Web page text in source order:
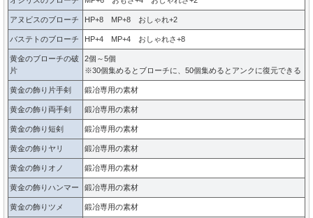
アヌビスのブローチ HP+8 MP+8 おしゃれ+2
バステトのブローチ HP+4 MP+4 おしゃれさ+8
黄金のブローチの破
片
2個～5個
※30個集めるとブローチに、50個集めるとアンクに復元できる
黄金の飾り片手剣 鍛冶専用の素材
黄金の飾り両手剣 鍛冶専用の素材
黄金の飾り短剣 鍛冶専用の素材
黄金の飾りヤリ 鍛冶専用の素材
黄金の飾りオノ 鍛冶専用の素材
黄金の飾りハンマー 鍛冶専用の素材
黄金の飾りツメ 鍛冶専用の素材